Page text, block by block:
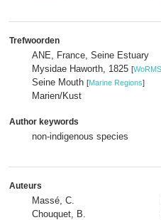
Trefwoorden
ANE, France, Seine Estuary
Mysidae Haworth, 1825 [WoRMS
Seine Mouth [Marine Regions]
Marien/Kust
Author keywords
non-indigenous species
Auteurs
Massé, C.
Chouquet, B.